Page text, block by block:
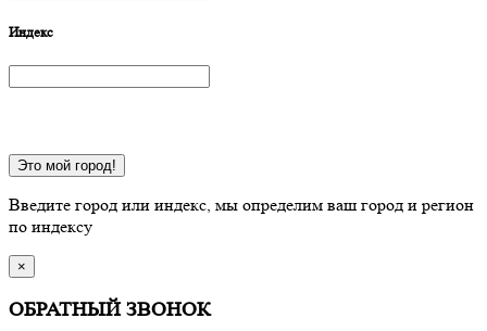
Индекс
Это мой город!
Введите город или индекс, мы определим ваш город и регион
по индексу
×
ОБРАТНЫЙ ЗВОНОК